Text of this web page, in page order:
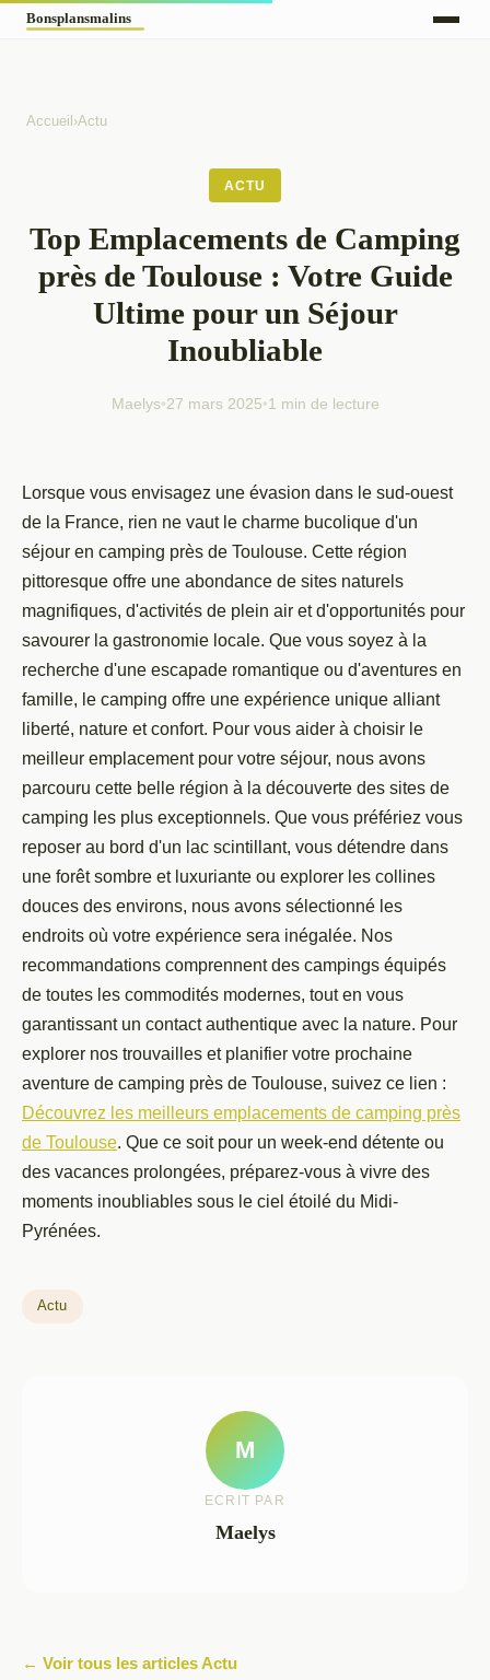
Accueil ›Actu
ACTU
Top Emplacements de Camping
près de Toulouse : Votre Guide
Ultime pour un Séjour
Inoubliable
Maelys•27 mars 2025•1 min de lecture
Lorsque vous envisagez une évasion dans le sud-ouest
de la France, rien ne vaut le charme bucolique d'un
séjour en camping près de Toulouse. Cette région
pittoresque offre une abondance de sites naturels
magnifiques, d'activités de plein air et d'opportunités pour
savourer la gastronomie locale. Que vous soyez à la
recherche d'une escapade romantique ou d'aventures en
famille, le camping offre une expérience unique alliant
liberté, nature et confort. Pour vous aider à choisir le
meilleur emplacement pour votre séjour, nous avons
parcouru cette belle région à la découverte des sites de
camping les plus exceptionnels. Que vous préfériez vous
reposer au bord d'un lac scintillant, vous détendre dans
une forêt sombre et luxuriante ou explorer les collines
douces des environs, nous avons sélectionné les
endroits où votre expérience sera inégalée. Nos
recommandations comprennent des campings équipés
de toutes les commodités modernes, tout en vous
garantissant un contact authentique avec la nature. Pour
explorer nos trouvailles et planifier votre prochaine
aventure de camping près de Toulouse, suivez ce lien :
Découvrez les meilleurs emplacements de camping près
de Toulouse. Que ce soit pour un week-end détente ou
des vacances prolongées, préparez-vous à vivre des
moments inoubliables sous le ciel étoilé du Midi-
Pyrénées.
Actu
M
ECRIT PAR
Maelys
← Voir tous les articles Actu